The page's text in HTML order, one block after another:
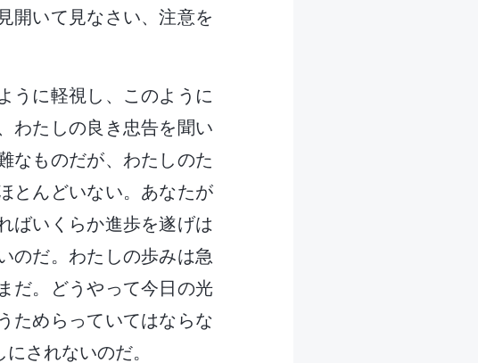
開いて見なさい、注意を
うに軽視し、このように
わたしの良き忠告を聞い
なものだが、わたしのた
とんどいない。あなたが
ばいくらか進歩を遂げは
のだ。わたしの歩みは急
だ。どうやって今日の光
ためらっていてはならな
されないのだ。